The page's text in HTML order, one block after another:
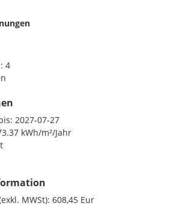
4
2027-07-27
kWh/m²/Jahr
MWSt): 608,45 Eur